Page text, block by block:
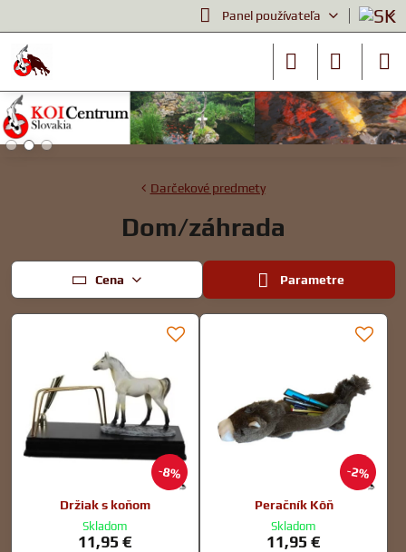
Panel používateľa
Darčekové predmety
Dom/záhrada
Cena Parametre
8%
Držiak s koňom
Skladom
11,95 €
2%
Peračník Kôň
Skladom
11,95 €